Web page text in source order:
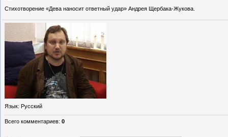
Стихотворение «Дева наносит ответный удар» Андрея Щербака-Жукова.
Язык: Русский
Всего комментариев: 0